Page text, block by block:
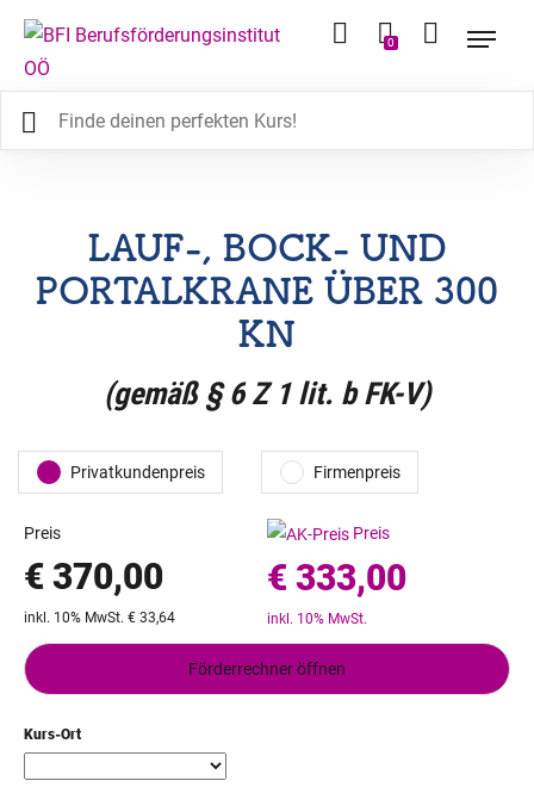
0
LAUF-, BOCK- UND
PORTALKRANE ÜBER 300
KN
(gemäß § 6 Z 1 lit. b FK-V)
Kurs-Ort
Privatkundenpreis Firmenpreis
Preis
€ 370,00
inkl. 10% MwSt. € 33,64
Preis
€ 333,00
inkl. 10% MwSt.
Förderrechner öffnen